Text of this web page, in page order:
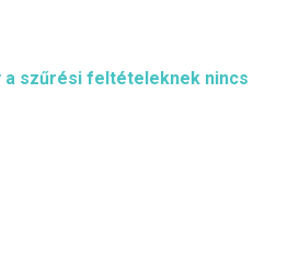
a szűrési feltételeknek nincs